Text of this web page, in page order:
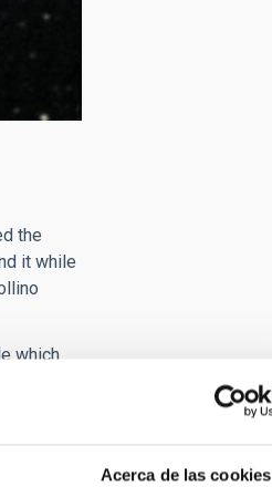
Acerca de las cookies
the
it while
which
to
to